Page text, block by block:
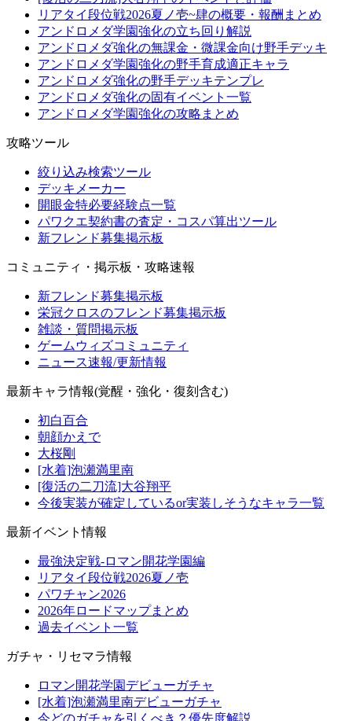
リアタイ段位戦2026夏ノ壱~肆の概要・報酬まとめ
アンドロメダ学園強化の立ち回り解説
アンドロメダ強化の無課金・微課金向け野手デッキ
アンドロメダ学園強化の野手育成適正キャラ
アンドロメダ強化の野手デッキテンプレ
アンドロメダ強化の固有イベント一覧
アンドロメダ学園強化の攻略まとめ
攻略ツール
絞り込み検索ツール
デッキメーカー
開眼金特必要経験点一覧
パワクエ契約書の査定・コスパ算出ツール
新フレンド募集掲示板
コミュニティ・掲示板・攻略速報
新フレンド募集掲示板
栄冠クロスのフレンド募集掲示板
雑談・質問掲示板
ゲームウィズコミュニティ
ニュース速報/更新情報
最新キャラ情報(覚醒・強化・復刻含む)
初白百合
朝顔かえで
大桜剛
[水着]泡瀬満里南
[復活の二刀流]大谷翔平
今後実装が確定しているor実装しそうなキャラ一覧
最新イベント情報
最強決定戦-ロマン開花学園編
リアタイ段位戦2026夏ノ壱
パワチャン2026
2026年ロードマップまとめ
過去イベント一覧
ガチャ・リセマラ情報
ロマン開花学園デビューガチャ
[水着]泡瀬満里南デビューガチャ
今どのガチャを引くべき？優先度解説